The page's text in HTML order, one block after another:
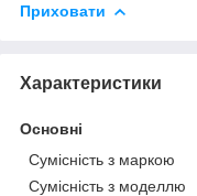
Приховати
Характеристики
Основні
Сумісність з маркою
Сумісність з моделлю